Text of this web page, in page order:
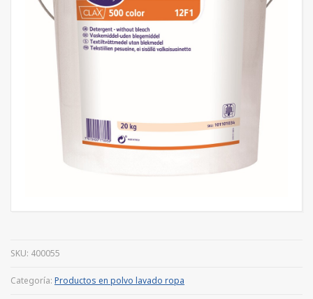
SKU: 400055
Categoría: Productos en polvo lavado ropa